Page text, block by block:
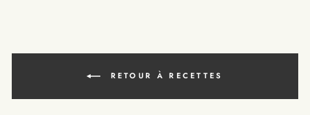
RETOUR À RECETTES